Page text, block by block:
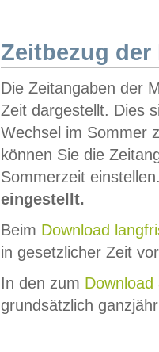
Zeitbezug der
Die Zeitangaben der
Zeit dargestellt. Dies
Wechsel im Sommer
können Sie die
Sommerzeit
eingestellt.
Beim Download
in gesetzlicher Zeit
In den zum Download
grundsätzlich